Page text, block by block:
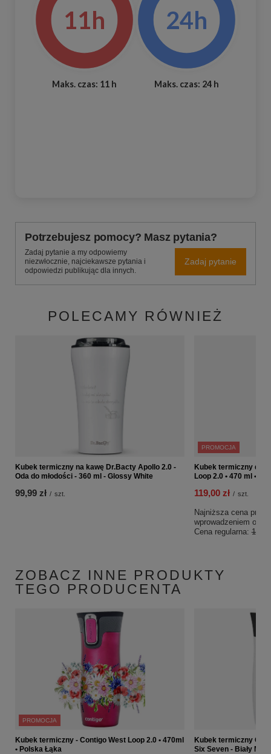
11h
Maks. czas: 11 h
24h
Maks. czas: 24 h
Potrzebujesz pomocy? Masz pytania?
Zadaj pytanie a my odpowiemy
niezwłocznie, najciekawsze pytania i
odpowiedzi publikując dla innych.
Zadaj pytanie
POLECAMY RÓWNIEŻ
Kubek termiczny na kawę Dr.Bacty Apollo 2.0 -
Oda do młodości - 360 ml - Glossy White
99,99 zł / szt.
PROMOCJA
Kubek termiczny dla
Loop 2.0 • 470 ml •
119,00 zł / szt.
Najniższa cena
wprowadzeniem
Cena regularna:
ZOBACZ INNE PRODUKTY
TEGO PRODUCENTA
PROMOCJA
Kubek termiczny - Contigo West Loop 2.0 • 470ml
• Polska Łąka
Kubek termiczny
Six Seven - Biały